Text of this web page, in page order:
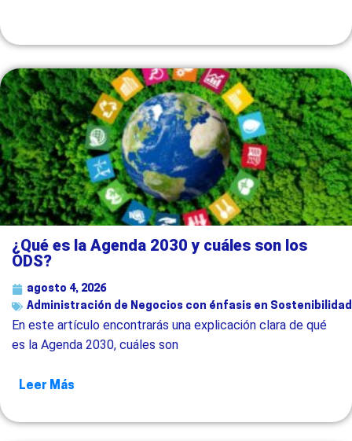
¿Qué es la Agenda 2030 y cuáles son los
ODS?
agosto 4, 2026
Administración de Negocios con énfasis en Sostenibilidad
En este artículo encontrarás una explicación clara de qué
es la Agenda 2030, cuáles son
Leer Más